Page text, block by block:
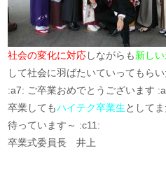
社会の変化に対応しながらも新し
して社会に羽ばたいていってもら
:a7: ご卒業おめでとうございます
卒業してもハイテク卒業生として
待っています～ :c11:
卒業式委員長 井上